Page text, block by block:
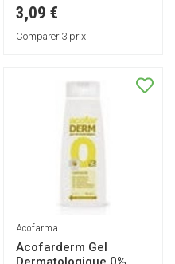
3,09 €
Comparer 3 prix
Acofarma
Acofarderm Gel